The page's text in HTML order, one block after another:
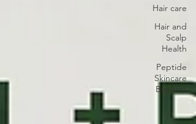
Hair care
Hair and
Scalp
Health
Peptide
Skincare
Benefits